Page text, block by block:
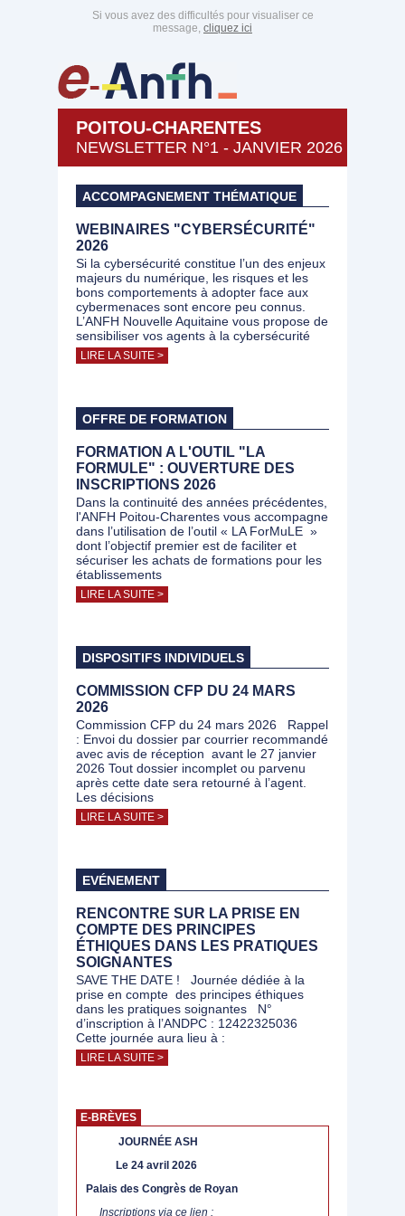
Si vous avez des difficultés pour visualiser ce
message, cliquez ici
POITOU-CHARENTES
NEWSLETTER N°1 - JANVIER 2026
ACCOMPAGNEMENT THÉMATIQUE
WEBINAIRES "CYBERSÉCURITÉ"
2026
Si la cybersécurité constitue l’un des enjeux
majeurs du numérique, les risques et les
bons comportements à adopter face aux
cybermenaces sont encore peu connus.
L’ANFH Nouvelle Aquitaine vous propose de
sensibiliser vos agents à la cybersécurité
LIRE LA SUITE >
OFFRE DE FORMATION
FORMATION A L'OUTIL "LA
FORMULE" : OUVERTURE DES
INSCRIPTIONS 2026
Dans la continuité des années précédentes,
l'ANFH Poitou-Charentes vous accompagne
dans l’utilisation de l’outil « LA ForMuLE »
dont l’objectif premier est de faciliter et
sécuriser les achats de formations pour les
établissements
LIRE LA SUITE >
DISPOSITIFS INDIVIDUELS
COMMISSION CFP DU 24 MARS
2026
Commission CFP du 24 mars 2026 Rappel
: Envoi du dossier par courrier recommandé
avec avis de réception avant le 27 janvier
2026 Tout dossier incomplet ou parvenu
après cette date sera retourné à l’agent.
Les décisions
LIRE LA SUITE >
EVÉNEMENT
RENCONTRE SUR LA PRISE EN
COMPTE DES PRINCIPES
ÉTHIQUES DANS LES PRATIQUES
SOIGNANTES
SAVE THE DATE ! Journée dédiée à la
prise en compte des principes éthiques
dans les pratiques soignantes N°
d’inscription à l’ANDPC : 12422325036
Cette journée aura lieu à :
LIRE LA SUITE >
E-BRÈVES
JOURNÉE ASH
Le 24 avril 2026
Palais des Congrès de Royan
Inscriptions via ce lien :